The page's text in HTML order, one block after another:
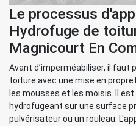
Le processus
Hydrofuge de
Magnicourt En
Avant d’imperméabiliser, il faut
toiture avec une mise en
les mousses et les moisis. Il
hydrofugeant sur une surface
pulvérisateur ou un rouleau.